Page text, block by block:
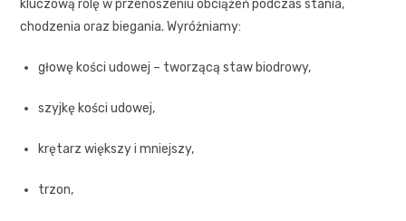
kluczową rolę w przenoszeniu obciążeń podczas stania,
chodzenia oraz biegania. Wyróżniamy:
głowę kości udowej – tworzącą staw biodrowy,
szyjkę kości udowej,
krętarz większy i mniejszy,
trzon,